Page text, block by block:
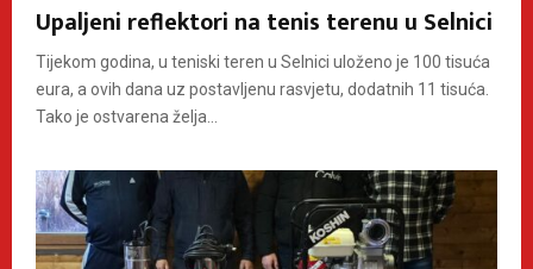
Upaljeni reflektori na tenis terenu u Selnici
Tijekom godina, u teniski teren u Selnici uloženo je 100 tisuća
eura, a ovih dana uz postavljenu rasvjetu, dodatnih 11 tisuća.
Tako je ostvarena želja...